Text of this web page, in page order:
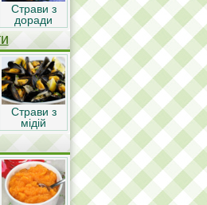
Страви з
доради
Страви з
мідій